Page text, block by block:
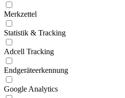
Merkzettel
Statistik & Tracking
Adcell Tracking
Endgeräteerkennung
Google Analytics